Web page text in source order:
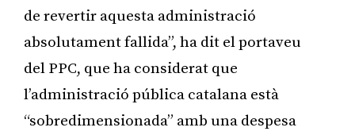
de revertir aquesta administració
absolutament fallida”, ha dit el portaveu
del PPC, que ha considerat que
l’administració pública catalana està
“sobredimensionada” amb una despesa